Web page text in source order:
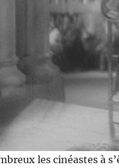
les cinéastes à